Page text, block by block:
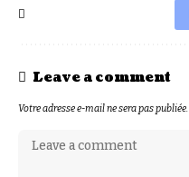
Leave a comment
Votre adresse e-mail ne sera pas publiée.